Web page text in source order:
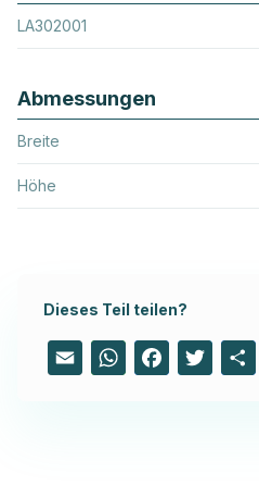
LA302001
Abmessungen
Breite
Höhe
Dieses Teil teilen?
Email WhatsAppFacebook
Twitter